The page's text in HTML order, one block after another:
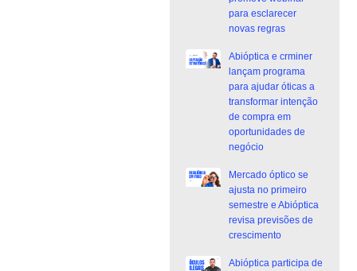
para esclarecer
novas regras
Abióptica e crminer
lançam programa
para ajudar óticas a
transformar intenção
de compra em
oportunidades de
negócio
Mercado óptico se
ajusta no primeiro
semestre e Abióptica
revisa previsões de
crescimento
Abióptica participa de